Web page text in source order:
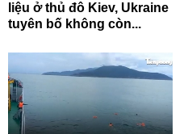
liệu ở thủ đô Kiev, Ukraine
tuyên bố không còn...